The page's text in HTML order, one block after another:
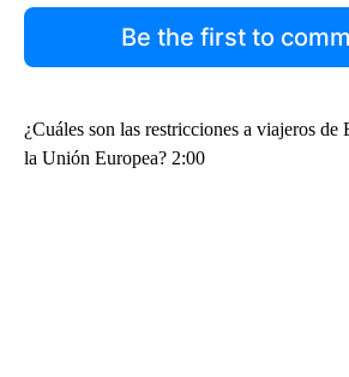
Be the first to
¿Cuáles son las restricciones a viajeros
la Unión Europea? 2:00